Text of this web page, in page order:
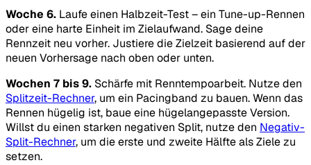
Woche 6. Laufe einen Halbzeit-Test – ein Tune-up-Rennen
oder eine harte Einheit im Zielaufwand. Sage deine
Rennzeit neu vorher. Justiere die Zielzeit basierend auf der
neuen Vorhersage nach oben oder unten.
Wochen 7 bis 9. Schärfe mit Renntempoarbeit. Nutze den
Splitzeit-Rechner, um ein Pacingband zu bauen. Wenn das
Rennen hügelig ist, baue eine hügelangepasste Version.
Willst du einen starken negativen Split, nutze den Negativ-
Split-Rechner, um die erste und zweite Hälfte als Ziele zu
setzen.